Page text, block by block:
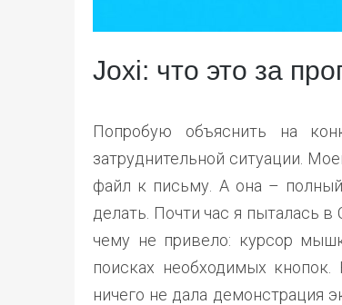
Joxi: что это за
Попробую объяснить на
затруднительной ситуации.
файл к письму. А она –
делать. Почти час я пыталась
чему не привело: курсор
поисках необходимых
ничего не дала демонстрация